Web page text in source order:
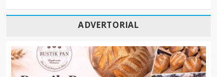
ADVERTORIAL